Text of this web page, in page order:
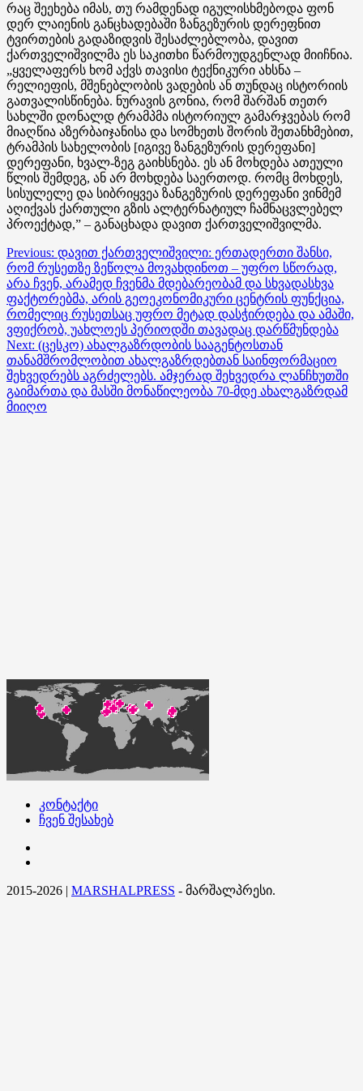
რაც შეეხება იმას, თუ რამდენად იგულისხმებოდა ფონ
დერ ლაიენის განცხადებაში ზანგეზურის დერეფნით
ტვირთების გადაზიდვის შესაძლებლობა, დავით
ქართველიშვილმა ეს საკითხი წარმოუდგენლად მიიჩნია.
„ყველაფერს ხომ აქვს თავისი ტექნიკური ახსნა –
რელიეფის, მშენებლობის ვადების ან თუნდაც ისტორიის
გათვალისწინება. ნურავის გონია, რომ შარშან თეთრ
სახლში დონალდ ტრამპმა ისტორიულ გამარჯვებას რომ
მიაღწია აზერბაიჯანისა და სომხეთს შორის შეთანხმებით,
ტრამპის სახელობის [იგივე ზანგეზურის დერეფანი]
დერეფანი, ხვალ-ზეგ გაიხსნება. ეს ან მოხდება ათეული
წლის შემდეგ, ან არ მოხდება საერთოდ. რომც მოხდეს,
სისულელე და სიბრიყვეა ზანგეზურის დერეფანი ვინმემ
აღიქვას ქართული გზის ალტერნატიულ ჩამნაცვლებელ
პროექტად,” – განაცხადა დავით ქართველიშვილმა.
Post
navigation
Previous: დავით ქართველიშვილი: ერთადერთი შანსი,
რომ რუსეთზე ზეწოლა მოვახდინოთ – უფრო სწორად,
არა ჩვენ, არამედ ჩვენმა მდებარეობამ და სხვადასხვა
ფაქტორებმა, არის გეოეკონომიკური ცენტრის ფუნქცია,
რომელიც რუსეთსაც უფრო მეტად დასჭირდება და ამაში,
ვფიქრობ, უახლოეს პერიოდში თავადაც დარწმუნდება
Next: (ცესკო) ახალგაზრდობის სააგენტოსთან
თანამშრომლობით ახალგაზრდებთან საინფორმაციო
შეხვედრებს აგრძელებს. ამჯერად შეხვედრა ლანჩხუთში
გაიმართა და მასში მონაწილეობა 70-მდე ახალგაზრდამ
მიიღო
კონტაქტი
ჩვენ შესახებ
2015-2026 | MARSHALPRESS - მარშალპრესი.